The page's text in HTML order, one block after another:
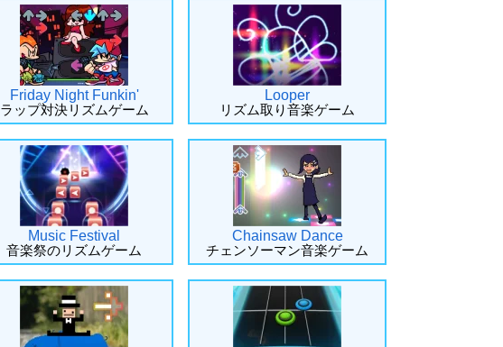
Friday Night Funkin'
ラップ対決リズムゲーム
Looper
リズム取り音楽ゲーム
Music Festival
音楽祭のリズムゲーム
Chainsaw Dance
チェンソーマン音楽ゲーム